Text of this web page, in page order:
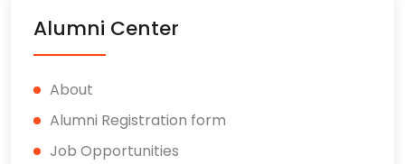
Alumni Center
About
Alumni Registration form
Job Opportunities